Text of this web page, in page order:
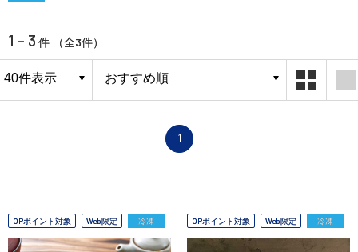
1 - 3 件 （全3件）
1
OPポイント対象 Web限定 冷凍 OPポイント対象 Web限定 冷凍